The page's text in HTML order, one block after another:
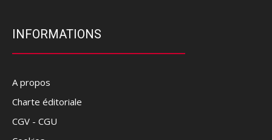
INFORMATIONS
A propos
Charte éditoriale
CGV - CGU